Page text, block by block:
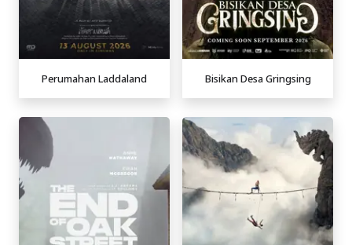
Perumahan Laddaland Bisikan Desa Gringsing